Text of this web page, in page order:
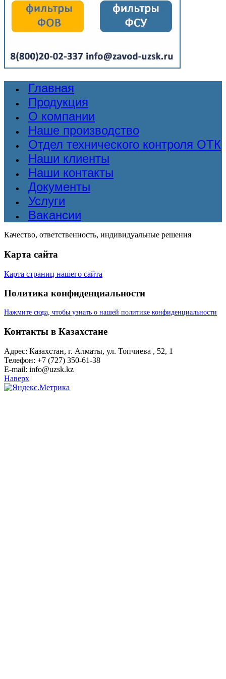
Главная
Продукция
О компании
Наше производство
Отдел технического контроля ОТК
Наши клиенты
Наши контакты
Документы
Услуги
Вакансии
Качество, ответственность, индивидуальные решения
Карта сайта
Карта страниц нашего сайта
Политика конфиденциальности
Нажмите сюда, чтобы узнать о нашей политике конфиденциальности
Контакты в Казахстане
Адрес: Казахстан, г. Алматы, ул. Топчиева , 52, 1
Телефон: +7 (727) 350-61-38
E-mail: info@uzsk.kz
Наверх